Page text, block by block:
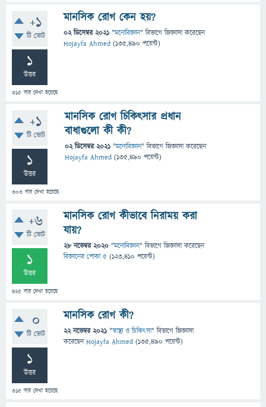
+1
টি ভোট
1
উত্তর
315 বার দেখা হয়েছে
মানসিক রোগ কেন হয়?
02 ডিসেম্বর 2021 "মনোবিজ্ঞান" বিভাগে জিজ্ঞাসাকরেছেন
Hojayfa Ahmed (135,490 পয়েন্ট)
+1
টি ভোট
1
উত্তর
303 বার দেখা হয়েছে
মানসিক রোগ চিকিৎসার প্রধান
বাধাগুলো কী কী?
02 ডিসেম্বর 2021 "মনোবিজ্ঞান" বিভাগে জিজ্ঞাসাকরেছেন
Hojayfa Ahmed (135,490 পয়েন্ট)
+6
টি ভোট
1
উত্তর
425 বার দেখা হয়েছে
মানসিক রোগ কীভাবে নিরাময় করা
যায়?
28 নভেম্বর 2020 "মনোবিজ্ঞান" বিভাগে জিজ্ঞাসাকরেছেন
বিজ্ঞানের পোকা ৫ (123,410 পয়েন্ট)
0
টি ভোট
1
উত্তর
315 বার দেখা হয়েছে
মানসিক রোগ কী?
22 নভেম্বর 2021 "স্বাস্থ্য ও চিকিৎসা" বিভাগে জিজ্ঞাসা
করেছেনHojayfa Ahmed (135,490 পয়েন্ট)